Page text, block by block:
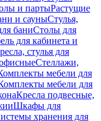
и партыРастущие
и сауныСтулья,
баниСтолы для
для кабинета и
стулья для
Стеллажи,
мебели для
мебели для
Кресла подвесные,
Шкафы для
хранения для